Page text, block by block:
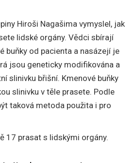
Hiroši Nagašima vymyslel, jak
lidské orgány. Vědci sbírají
buňky od pacienta a nasázejí je
jsou geneticky modifikována a
slinivku břišní. Kmenové buňky
slinivku v těle prasete. Podle
taková metoda použita i pro
17 prasat s lidskými orgány.